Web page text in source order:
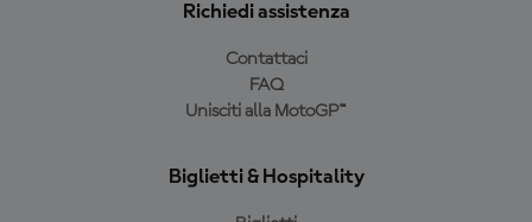
Richiedi assistenza
Contattaci
FAQ
Unisciti alla MotoGP™
Biglietti & Hospitality